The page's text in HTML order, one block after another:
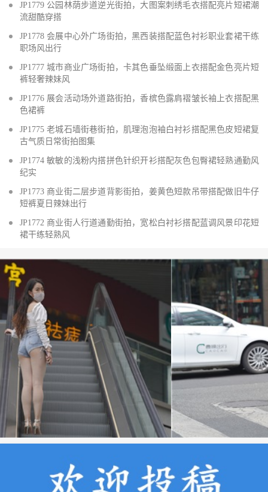
JP1779 公园林荫步道逆光街拍，大图案刺绣毛衣搭配亮片短裙潮
流甜酷穿搭
JP1778 会展中心外广场街拍，黑西装搭配蓝色衬衫职业套裙干练
职场风出行
JP1777 城市商业广场街拍，卡其色垂坠缎面上衣搭配金色亮片短
裤轻奢辣妹风
JP1776 展会活动场外道路街拍，香槟色露肩褶皱长袖上衣搭配黑
色裙裤
JP1775 老城石墙街巷街拍，肌理泡泡袖白衬衫搭配黑色皮短裙复
古气质日常街拍图集
JP1774 敏敏的浅粉内搭拼色针织开衫搭配灰色包臀裙轻熟通勤风
纪实
JP1773 商业街二层步道背影街拍，姜黄色短款吊带搭配做旧牛仔
短裤夏日辣妹出行
JP1772 商业街人行道通勤街拍，宽松白衬衫搭配蓝调风景印花短
裙干练轻熟风